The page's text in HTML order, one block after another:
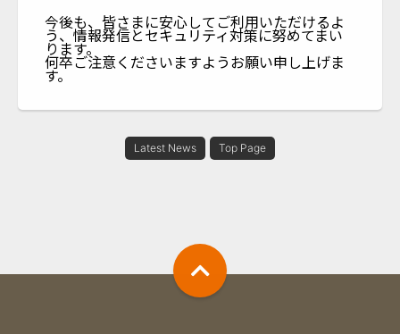
今後も、皆さまに安心してご利用いただけるよ
う、情報発信とセキュリティ対策に努めてまい
ります。
何卒ご注意くださいますようお願い申し上げま
す。
Latest News Top Page